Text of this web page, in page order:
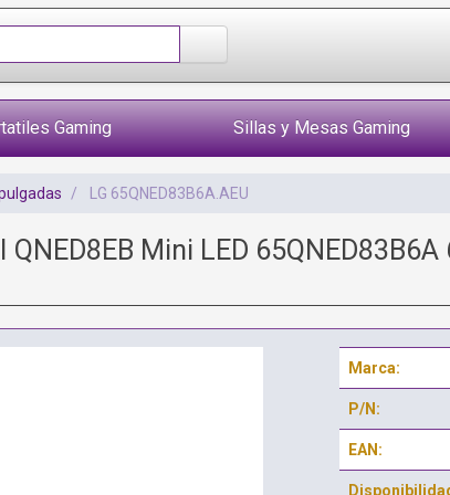
Gaming Sillas y Mesas Gaming
LG 65QNED83B6A.AEU
QNED8EB Mini LED
Marca:
P/N:
EAN: